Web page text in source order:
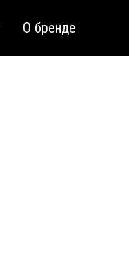
О бренде